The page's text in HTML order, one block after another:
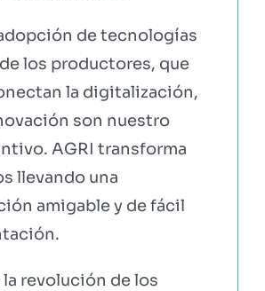
de tecnologías
los productores, que
la digitalización,
son nuestro
AGRI transforma
llevando una
amigable y de fácil
la revolución de los